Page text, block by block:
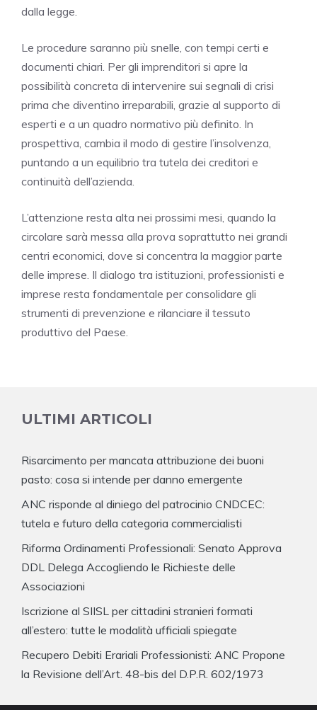
dalla legge.
Le procedure saranno più snelle, con tempi certi e
documenti chiari. Per gli imprenditori si apre la
possibilità concreta di intervenire sui segnali di crisi
prima che diventino irreparabili, grazie al supporto di
esperti e a un quadro normativo più definito. In
prospettiva, cambia il modo di gestire l’insolvenza,
puntando a un equilibrio tra tutela dei creditori e
continuità dell’azienda.
L’attenzione resta alta nei prossimi mesi, quando la
circolare sarà messa alla prova soprattutto nei grandi
centri economici, dove si concentra la maggior parte
delle imprese. Il dialogo tra istituzioni, professionisti e
imprese resta fondamentale per consolidare gli
strumenti di prevenzione e rilanciare il tessuto
produttivo del Paese.
ULTIMI ARTICOLI
Risarcimento per mancata attribuzione dei buoni
pasto: cosa si intende per danno emergente
ANC risponde al diniego del patrocinio CNDCEC:
tutela e futuro della categoria commercialisti
Riforma Ordinamenti Professionali: Senato Approva
DDL Delega Accogliendo le Richieste delle
Associazioni
Iscrizione al SIISL per cittadini stranieri formati
all’estero: tutte le modalità ufficiali spiegate
Recupero Debiti Erariali Professionisti: ANC Propone
la Revisione dell’Art. 48-bis del D.P.R. 602/1973